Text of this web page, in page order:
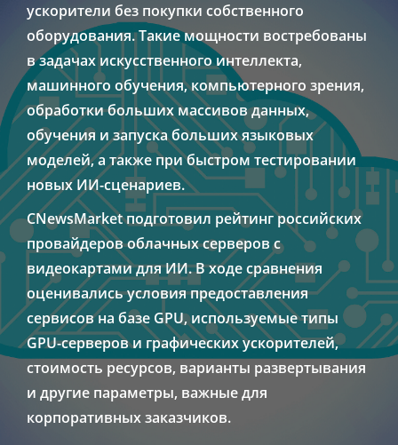
ускорители без покупки собственного
оборудования. Такие мощности востребованы
в задачах искусственного интеллекта,
машинного обучения, компьютерного зрения,
обработки больших массивов данных,
обучения и запуска больших языковых
моделей, а также при быстром тестировании
новых ИИ-сценариев.
CNewsMarket подготовил рейтинг российских
провайдеров облачных серверов с
видеокартами для ИИ. В ходе сравнения
оценивались условия предоставления
сервисов на базе GPU, используемые типы
GPU-серверов и графических ускорителей,
стоимость ресурсов, варианты развертывания
и другие параметры, важные для
корпоративных заказчиков.